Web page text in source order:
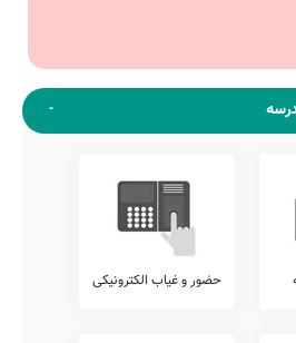
حضور و غیاب الکترونیکی